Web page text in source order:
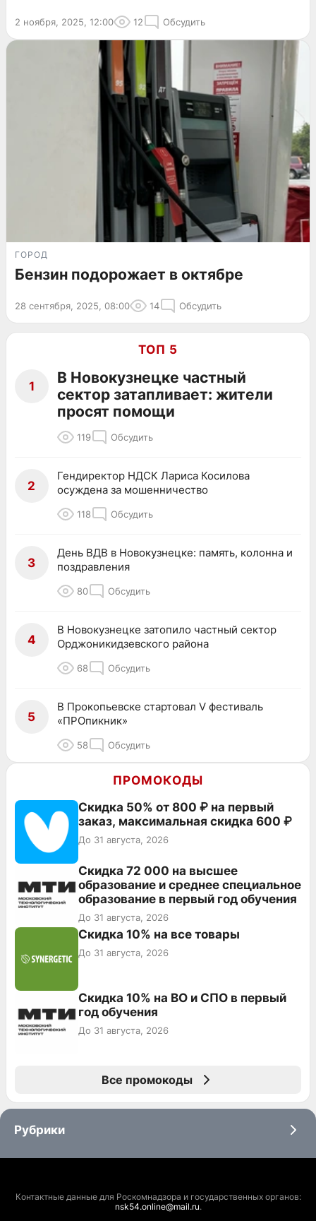
2 ноября, 2025, 12:00 12 Обсудить
ГОРОД
Бензин подорожает в октябре
28 сентября, 2025, 08:00 14 Обсудить
ТОП 5
1
В Новокузнецке частный
сектор затапливает: жители
просят помощи
119 Обсудить
2
Гендиректор НДСК Лариса Косилова
осуждена за мошенничество
118 Обсудить
3
День ВДВ в Новокузнецке: память, колонна и
поздравления
80 Обсудить
4
В Новокузнецке затопило частный сектор
Орджоникидзевского района
68 Обсудить
5
В Прокопьевске стартовал V фестиваль
«ПРОпикник»
58 Обсудить
ПРОМОКОДЫ
Скидка 50% от 800 ₽ на первый
заказ, максимальная скидка 600 ₽
До 31 августа, 2026
Скидка 72 000 на высшее
образование и среднее специальное
образование в первый год обучения
До 31 августа, 2026
Скидка 10% на все товары
До 31 августа, 2026
Скидка 10% на ВО и СПО в первый
год обучения
До 31 августа, 2026
Все промокоды
Рубрики
Контактные данные для Роскомнадзора и государственных органов:
nsk54.online@mail.ru.